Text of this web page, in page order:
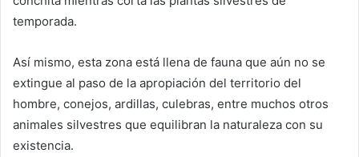
temporada.
Así mismo, esta zona está llena de fauna que aún no se
extingue al paso de la apropiación del territorio del
hombre, conejos, ardillas, culebras, entre muchos otros
animales silvestres que equilibran la naturaleza con su
existencia.